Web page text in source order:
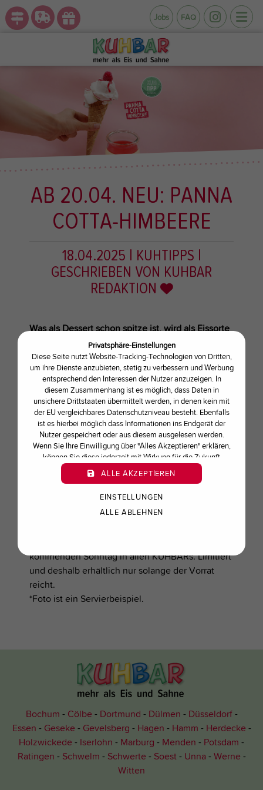
Privatsphäre-Einstellungen
Diese Seite nutzt Website-Tracking-Technologien von Dritten,
um ihre Dienste anzubieten, stetig zu verbessern und Werbung
entsprechend den Interessen der Nutzer anzuzeigen. In
diesem Zusammenhang ist es möglich, dass Daten in
unsichere Drittstaaten übermittelt werden, in denen kein mit
der EU vergleichbares Datenschutzniveau besteht. Ebenfalls
ist es hierbei möglich dass Informationen ins Endgerät der
Nutzer gespeichert oder aus diesem ausgelesen werden.
Wenn Sie Ihre Einwilligung über "Alles Akzeptieren" erklären,
können Sie diese jederzeit mit Wirkung für die Zukunft
widerrufen oder ändern.
ALLE AKZEPTIEREN
EINSTELLUNGEN
ALLE ABLEHNEN
Jobs FAQ
AB 20.04. NEU: PANNA
COTTA-HIMBEERE
18.04.2025 | KUHTIPPS |
GESCHRIEBEN VON KUHBAR
REDAKTION
Was als Dessert schon spitze ist, wird als Eissorte
noch viel besser!
Genießt unseren nächsten Kuhtipp
PANNA COTTA-HIMBEERE
… leckeres Milcheis mit herrlich cremiger Panna
Cotta und fruchtiger Himbeersoße. Ein
unvergleichliches Geschmackserlebnis zu Ostern!
Kommt probieren!
kommenden Sonntag in allen KUHBARs. Limitiert
und deshalb erhältlich nur solange der Vorrat
reicht.
*Foto ist ein Servierbeispiel.
Bochum Cölbe Dortmund Dülmen
Düsseldorf
Essen
Geseke Gevelsberg Hagen Hamm
Herdecke
Holzwickede
Iserlohn Marburg Menden
Potsdam
Ratingen
Schwelm Schwerte Soest Unna
Werne
Witten